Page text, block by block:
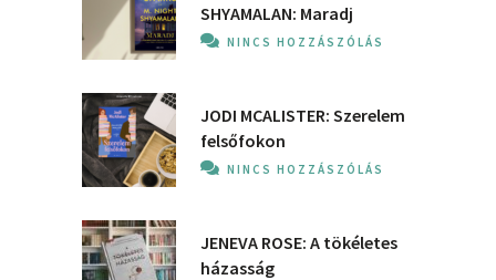
SHYAMALAN: Maradj
NINCS HOZZÁSZÓLÁS
JODI MCALISTER: Szerelem
felsőfokon
NINCS HOZZÁSZÓLÁS
JENEVA ROSE: A ​tökéletes
házasság